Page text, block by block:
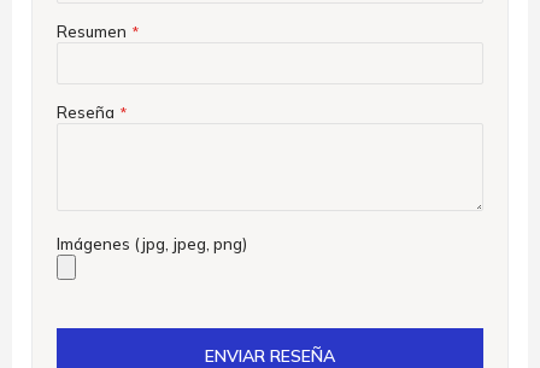
Resumen
Reseña
Imágenes (jpg, jpeg, png)
ENVIAR RESEÑA